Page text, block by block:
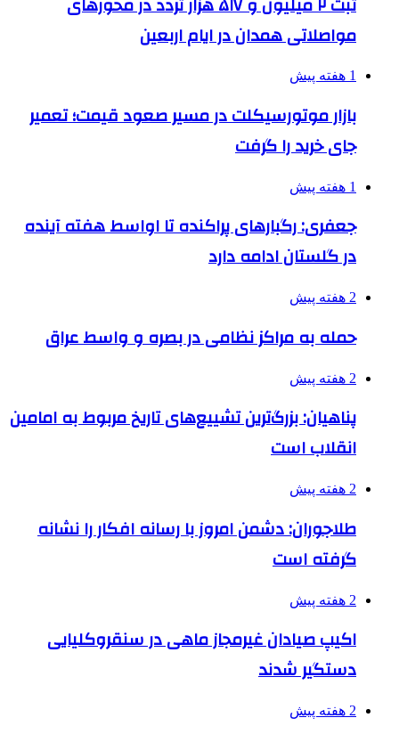
مواصلاتی همدان در ایام اربعین
1 هفته پیش
بازار موتورسیکلت در مسیر صعود قیمت؛ تعمیر
جای خرید را گرفت
1 هفته پیش
جعفری: رگبارهای پراکنده تا اواسط هفته آینده
در گلستان ادامه دارد
2 هفته پیش
حمله به مراکز نظامی در بصره و واسط عراق
2 هفته پیش
پناهیان: بزرگ‌ترین تشییع‌های تاریخ مربوط به امامین
انقلاب است
2 هفته پیش
طلاجوران: دشمن امروز با رسانه افکار را نشانه
گرفته است
2 هفته پیش
اکیپ صیادان غیرمجاز ماهی در سنقروکلیایی
دستگیر شدند
2 هفته پیش